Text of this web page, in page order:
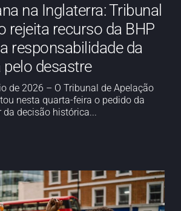
na Inglaterra: Tribunal
rejeita recurso da BHP
responsabilidade da
desastre
de 2026 – O Tribunal de Apelação
nesta quarta-feira o pedido da
da decisão histórica...